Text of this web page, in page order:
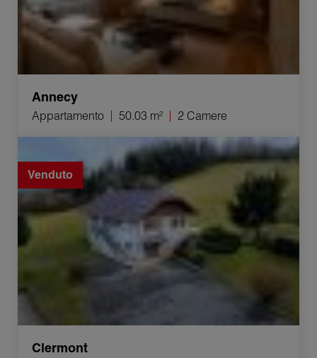
Annecy
Appartamento 50.03 m² 2 Camere
Vendita Casa Clermont 4 Camere 100 m²
Venduto
Clermont